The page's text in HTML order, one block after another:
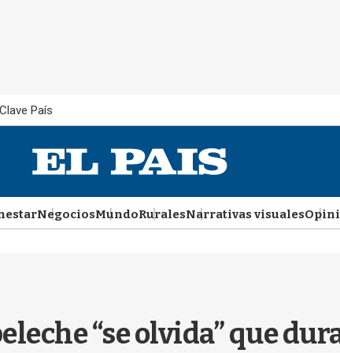
País
NegociosMundoRuralesNarrativas visuales
“se olvida” que